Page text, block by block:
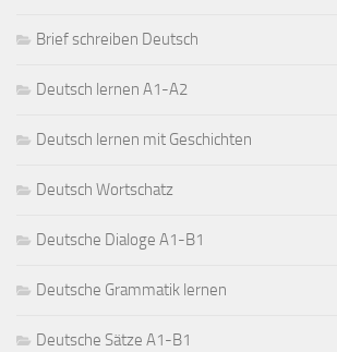
Brief schreiben Deutsch
Deutsch lernen A1-A2
Deutsch lernen mit Geschichten
Deutsch Wortschatz
Deutsche Dialoge A1-B1
Deutsche Grammatik lernen
Deutsche Sätze A1-B1